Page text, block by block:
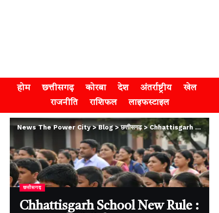
होम छत्तीसगढ़ कोरबा देश अंतर्राष्ट्रीय
खेल
राजनीति
राशिफल लाइफस्टाइल
News The Power City>Blog>छत्तीसगढ़>Chhattisgarh School New Rule : स्कूल खुलते ही दिखेगा असर , छत्तीसगढ़ में प्रार्थना सभा के फॉर्मेट में बदलाव, मंत्रोच्चार पर जोर
छत्तीसगढ़
Chhattisgarh School New Rule :